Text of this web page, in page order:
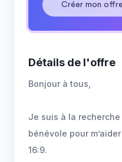
Créer mon offre
Détails de l'offre
Bonjour à tous,
Je suis à la recherche
bénévole pour
16:9.